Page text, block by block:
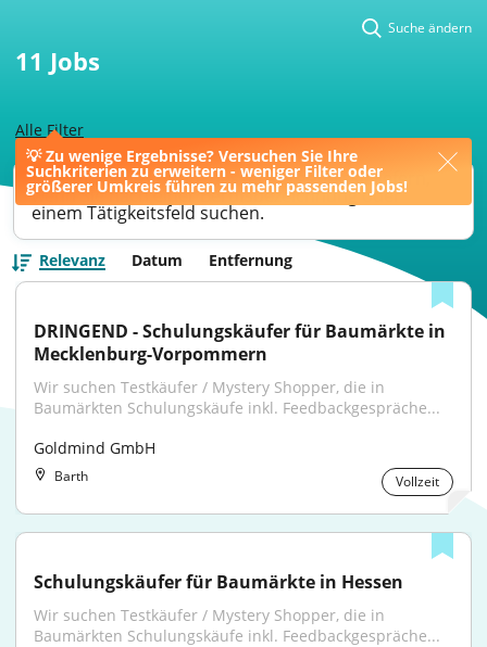
💡 Zu wenige Ergebnisse? Versuchen Sie Ihre
Suchkriterien zu erweitern - weniger Filter oder
größerer Umkreis führen zu mehr passenden Jobs!
Alle Filter
Suche ändern
11 Jobs
Ihre Jobsuche könnte bessere Ergebnisse liefern,
wenn Sie nach einer Berufsbezeichnung oder
einem Tätigkeitsfeld suchen.
Relevanz Datum Entfernung
DRINGEND - Schulungskäufer für Baumärkte in
Mecklenburg-Vorpommern
Wir suchen Testkäufer / Mystery Shopper, die in
Baumärkten Schulungskäufe inkl. Feedbackgespräche...
Goldmind GmbH
Barth Vollzeit
Schulungskäufer für Baumärkte in Hessen
Wir suchen Testkäufer / Mystery Shopper, die in
Baumärkten Schulungskäufe inkl. Feedbackgespräche...